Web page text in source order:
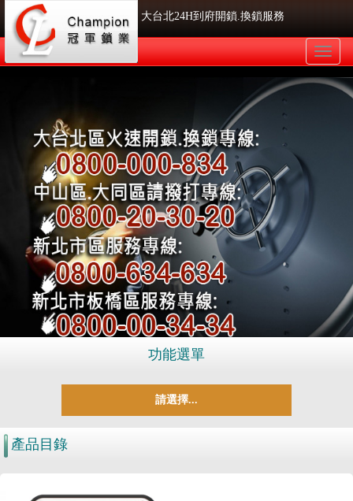
大台北24H到府開鎖.換鎖服務
Toggle
功能選單
請選擇...
產品目錄